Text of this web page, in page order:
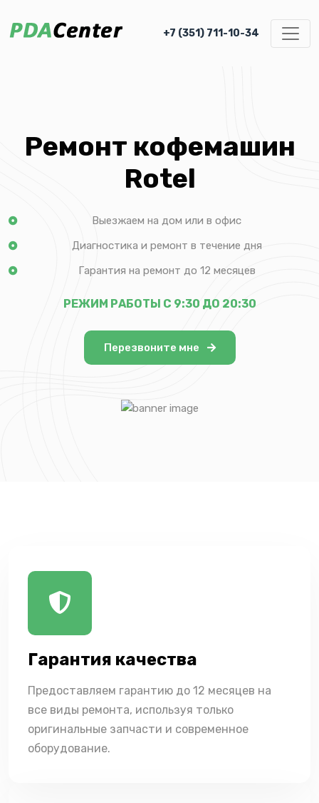
+7 (351) 711-10-34
Ремонт кофемашин
Rotel
Выезжаем на дом или в офис
Диагностика и ремонт в течение дня
Гарантия на ремонт до 12 месяцев
РЕЖИМ РАБОТЫ С 9:30 ДО 20:30
Перезвоните мне
Гарантия качества
Предоставляем гарантию до 12 месяцев на
все виды ремонта, используя только
оригинальные запчасти и современное
оборудование.